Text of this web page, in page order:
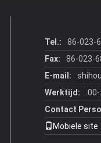
Tel.:
86-023-
Fax:
86-023-
E-mail:
Werktijd:
Contact
Mobiele site